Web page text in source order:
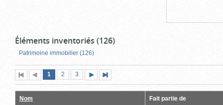
Éléments inventoriés (126)
Patrimoine immobilier (126)
Première
page
Page
précédente
Page
1 (page
actuelle)
Page
2 Page
3
suivante
page
Nom Fait partie de